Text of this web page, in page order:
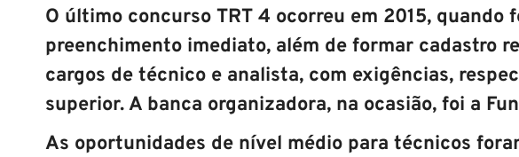
O último concurso TRT 4 ocorreu em 2015, quando
preenchimento imediato, além de formar cadastro
cargos de técnico e analista, com exigências,
superior. A banca organizadora, na ocasião, foi a
As oportunidades de nível médio para técnicos